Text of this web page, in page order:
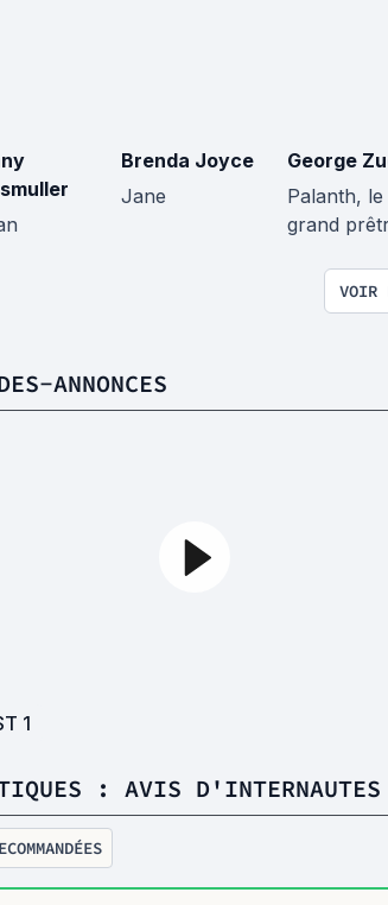
Brenda Joyce
Jane
George
Palanth, le
grand
VOIR
ANNONCES
1
: AVIS